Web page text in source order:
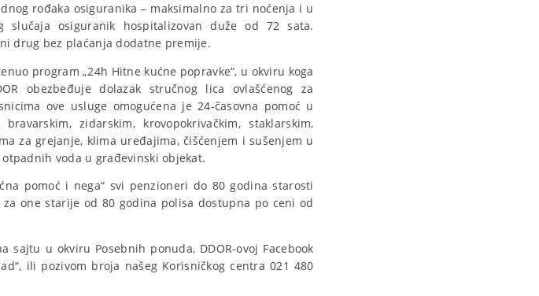
rođaka osiguranika – maksimalno za tri noćenja i u
osiguranik hospitalizovan duže od 72 sata.
drug bez plaćanja dodatne premije.
program „24h Hitne kućne popravke“, u okviru koga
obezbeđuje dolazak stručnog lica ovlašćenog za
ove usluge omogućena je 24-časovna pomoć u
zidarskim, krovopokrivačkim, staklarskim,
za grejanje, klima uređajima, čišćenjem i sušenjem u
voda u građevinski objekat.
pomoć i nega“ svi penzioneri do 80 godina starosti
one starije od 80 godina polisa dostupna po ceni od
u okviru Posebnih ponuda, DDOR-ovoj Facebook
ili pozivom broja našeg Korisničkog centra 021 480